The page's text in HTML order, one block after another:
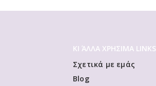
ΚΙ ΆΛΛΑ ΧΡΗΣΙΜΑ LINKS
Σχετικά με εμάς
Blog